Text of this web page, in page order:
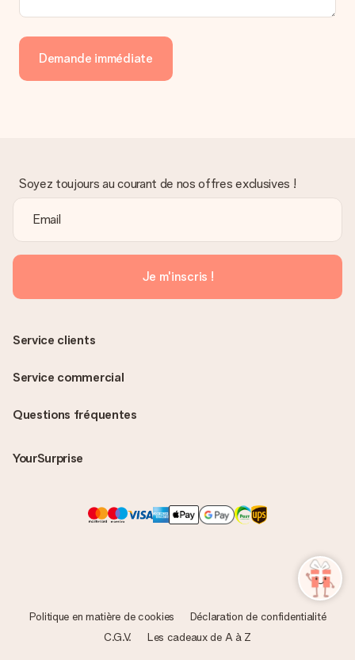
Demande immédiate
Soyez toujours au courant de nos offres exclusives !
Je m'inscris !
Questions fréquentes
YourSurprise
Service clients
Service commercial
Politique en matière de cookies
Déclaration de confidentialité
C.G.V.
Les cadeaux de A à Z